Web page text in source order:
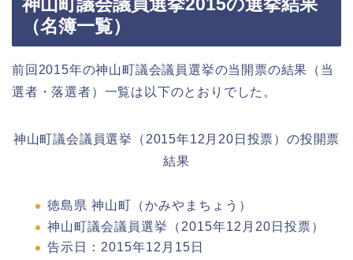
（名簿一覧）
前回2015年の神山町議会議員選挙の当開票の結果（当
選者・落選者）一覧は以下のとおりでした。
神山町議会議員選挙（2015年12月20日投票）の投開票
結果
徳島県 神山町（かみやまちょう）
神山町議会議員選挙（2015年12月20日投票）
告示日：2015年12月15日